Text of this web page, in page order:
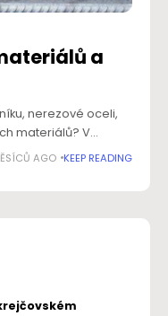
a
nerezové oceli,
materiálů? V
společnost, čeká
dostupnost,
AGO KEEP READING